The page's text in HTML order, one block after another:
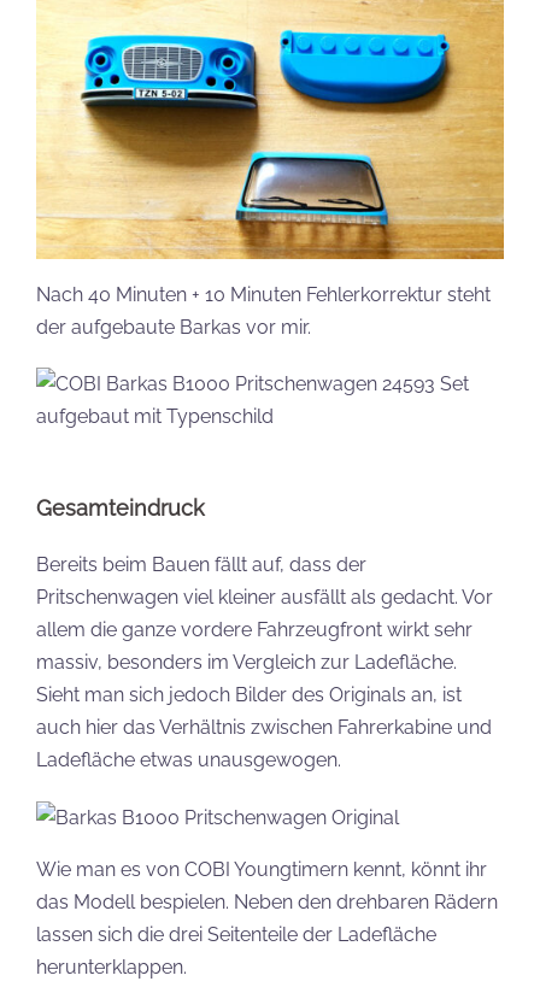
Nach 40 Minuten + 10 Minuten Fehlerkorrektur steht
der aufgebaute Barkas vor mir.
Gesamteindruck
Bereits beim Bauen fällt auf, dass der
Pritschenwagen viel kleiner ausfällt als gedacht. Vor
allem die ganze vordere Fahrzeugfront wirkt sehr
massiv, besonders im Vergleich zur Ladefläche.
Sieht man sich jedoch Bilder des Originals an, ist
auch hier das Verhältnis zwischen Fahrerkabine und
Ladefläche etwas unausgewogen.
Wie man es von COBI Youngtimern kennt, könnt ihr
das Modell bespielen. Neben den drehbaren Rädern
lassen sich die drei Seitenteile der Ladefläche
herunterklappen.